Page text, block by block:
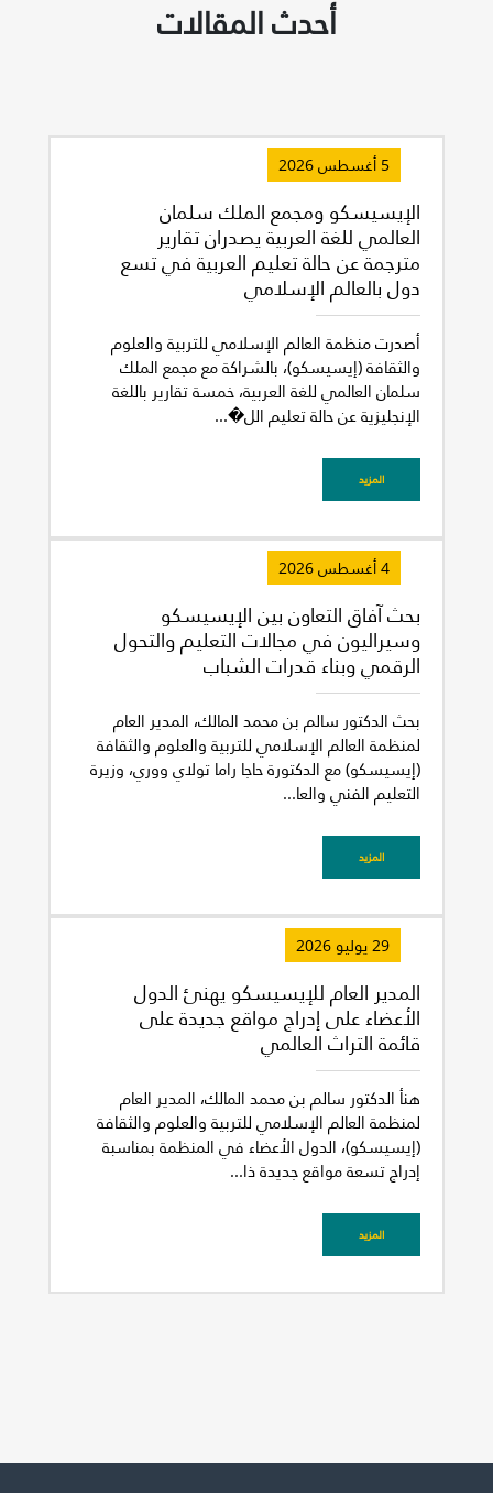
غير راض للغاية
أحدث المقالات
5 أغسطس 2026
الإيسيسكو ومجمع الملك سلمان
العالمي للغة العربية يصدران تقارير
مترجمة عن حالة تعليم العربية في تسع
دول بالعالم الإسلامي
أصدرت منظمة العالم الإسلامي للتربية والعلوم
والثقافة (إيسيسكو)، بالشراكة مع مجمع الملك
سلمان العالمي للغة العربية، خمسة تقارير باللغة
الإنجليزية عن حالة تعليم الل�...
المزيد
4 أغسطس 2026
بحث آفاق التعاون بين الإيسيسكو
وسيراليون في مجالات التعليم والتحول
الرقمي وبناء قدرات الشباب
بحث الدكتور سالم بن محمد المالك، المدير العام
لمنظمة العالم الإسلامي للتربية والعلوم والثقافة
(إيسيسكو) مع الدكتورة حاجا راما تولاي ووري، وزيرة
التعليم الفني والعا...
المزيد
29 يوليو 2026
المدير العام للإيسيسكو يهنئ الدول
الأعضاء على إدراج مواقع جديدة على
قائمة التراث العالمي
هنأ الدكتور سالم بن محمد المالك، المدير العام
لمنظمة العالم الإسلامي للتربية والعلوم والثقافة
(إيسيسكو)، الدول الأعضاء في المنظمة بمناسبة
إدراج تسعة مواقع جديدة ذا...
المزيد